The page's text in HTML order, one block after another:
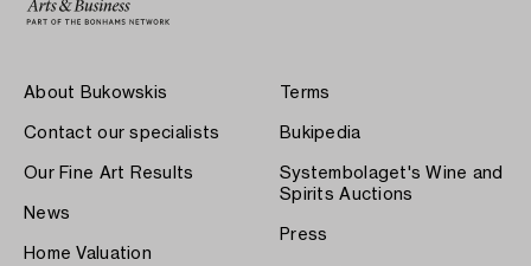
About Bukowskis
Contact our specialists
Our Fine Art Results
News
Home Valuation
Terms
Bukipedia
Systembolaget's Wine and
Spirits Auctions
Press